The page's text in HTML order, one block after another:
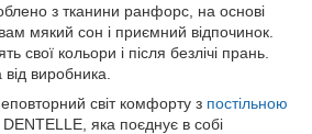
з тканини ранфорс, на основі
мякий сон і приємний відпочинок.
свої кольори і після безлічі прань.
виробника.
світ комфорту з постільною
яка поєднує в собі